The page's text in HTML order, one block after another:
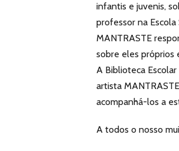
infantis e juvenis,
professor na Escola
MANTRASTE
sobre eles próprios
A Biblioteca
artista
acompanhá-los a
A todos o nosso